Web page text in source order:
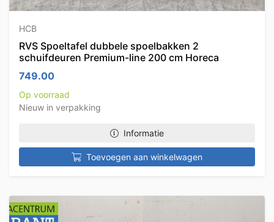
HCB
RVS Spoeltafel dubbele spoelbakken 2
schuifdeuren Premium-line 200 cm Horeca
749.00
Op voorraad
Nieuw in verpakking
Informatie
Toevoegen aan winkelwagen